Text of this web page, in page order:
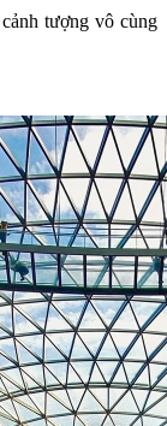
tượng vô cùng